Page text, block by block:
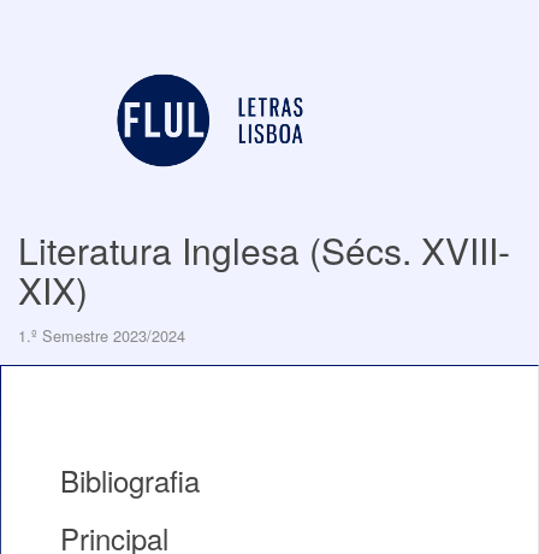
Literatura Inglesa (Sécs. XVIII-
XIX)
1.º Semestre 2023/2024
Bibliografia
Principal